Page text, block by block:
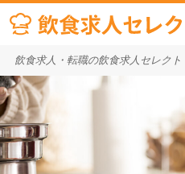
飲食求人・転職の飲食求人セレクト